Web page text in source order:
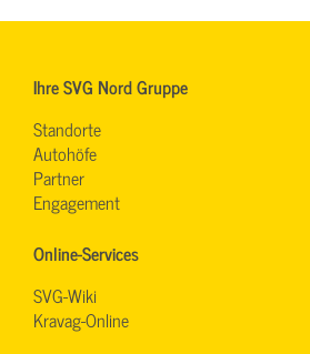
Ihre SVG Nord Gruppe
Standorte
Autohöfe
Partner
Engagement
Online-Services
SVG-Wiki
Kravag-Online